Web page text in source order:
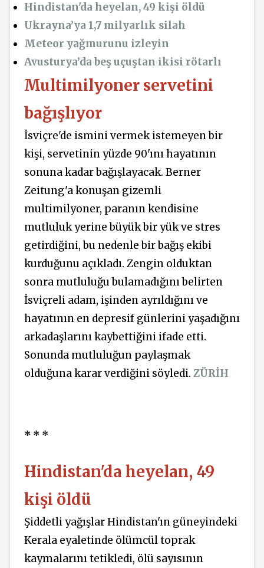
Hindistan'da heyelan, 49 kişi öldü
Ukrayna’ya 1,7 milyarlık silah
Meteor yağmurunu izleyin
Avusturya’da beş uçuştan ikisi rötarlı
Multimilyoner servetini
bağışlıyor
İsviçre'de ismini vermek istemeyen bir
kişi, servetinin yüzde 90'ını hayatının
sonuna kadar bağışlayacak. Berner
Zeitung'a konuşan gizemli
multimilyoner, paranın kendisine
mutluluk yerine büyük bir yük ve stres
getirdiğini, bu nedenle bir bağış ekibi
kurduğunu açıkladı. Zengin olduktan
sonra mutluluğu bulamadığını belirten
İsviçreli adam, işinden ayrıldığını ve
hayatının en depresif günlerini yaşadığını
arkadaşlarını kaybettiğini ifade etti.
Sonunda mutluluğun paylaşmak
olduğuna karar verdiğini söyledi. ZÜRİH
* * *
Hindistan'da heyelan, 49
kişi öldü
Şiddetli yağışlar Hindistan'ın güneyindeki
Kerala eyaletinde ölümcül toprak
kaymalarını tetikledi, ölü sayısının